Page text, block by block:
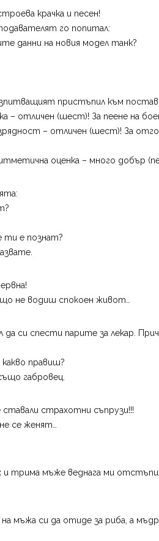
крачка и песен!
го попитал:
данни на новия модел танк?
пристъпил към
– отличен (шест)! За пеене на
– отличен (шест)! За
оценка – много добър
ти е познат?
не водиш спокоен живот…
да си спести парите за лекар.
правиш?
габровец.
страхотни съпрузи!!!
се женят…
и трима мъже веднага ми
мъжа си да отиде за риба, а